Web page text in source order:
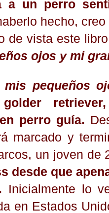
a un perro
hecho,
de vista este
ojos y mi
pequeños
perro guía.
marcado y
un joven de
desde que
Inicialmente lo
en Estados